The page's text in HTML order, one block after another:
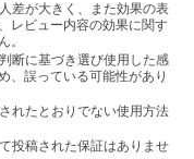
差が大きく、また効果の表
レビュー内容の効果に関す
。
断に基づき選び使用した感
、誤っている可能性があり
れたとおりでない使用方法
投稿された保証はありませ